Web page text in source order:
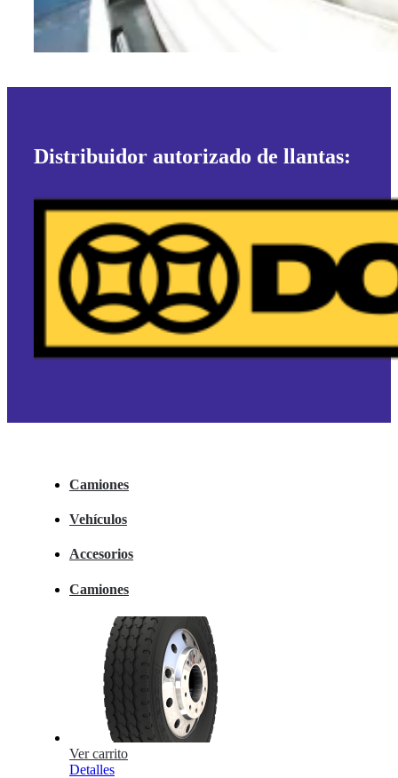
Distribuidor autorizado de llantas:
Camiones
Vehículos
Accesorios
Camiones
Ver carrito
Detalles